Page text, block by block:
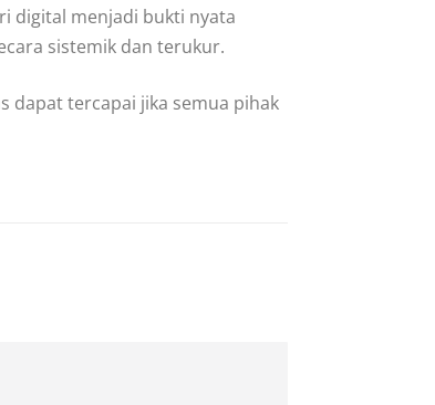
digital menjadi bukti nyata
sistemik dan terukur.
dapat tercapai jika semua pihak